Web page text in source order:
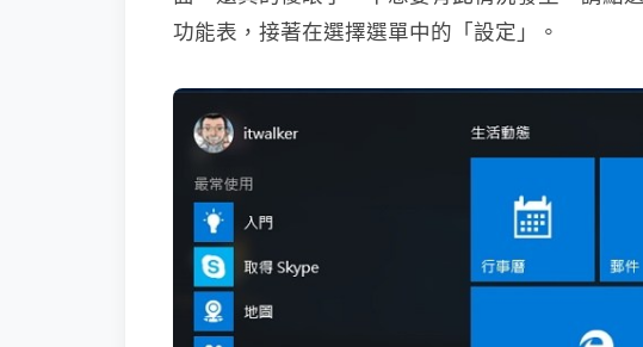
功能表，接著在選擇選單中的「設定」。